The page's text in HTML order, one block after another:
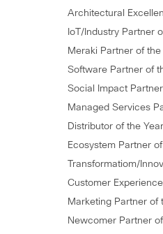
Architectural
IoT/Industry Partner
Meraki Partner of the
Software Partner of
Social Impact
Managed Services
Distributor of the Year
Ecosystem Partner
Transformatiom/
Customer
Marketing Partner of
Newcomer Partner